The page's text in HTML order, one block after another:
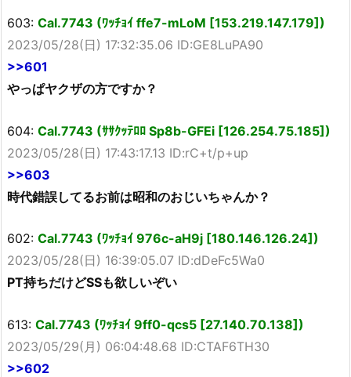
603: Cal.7743 (ﾜｯﾁｮｲ ffe7-mLoM [153.219.147.179])
2023/05/28(日) 17:32:35.06 ID:GE8LuPA90
>>601
やっぱヤクザの方ですか？
604: Cal.7743 (ｻｻｸｯﾃﾛﾛ Sp8b-GFEi [126.254.75.185])
2023/05/28(日) 17:43:17.13 ID:rC+t/p+up
>>603
時代錯誤してるお前は昭和のおじいちゃんか？
602: Cal.7743 (ﾜｯﾁｮｲ 976c-aH9j [180.146.126.24])
2023/05/28(日) 16:39:05.07 ID:dDeFc5Wa0
PT持ちだけどSSも欲しいぞい
613: Cal.7743 (ﾜｯﾁｮｲ 9ff0-qcs5 [27.140.70.138])
2023/05/29(月) 06:04:48.68 ID:CTAF6TH30
>>602